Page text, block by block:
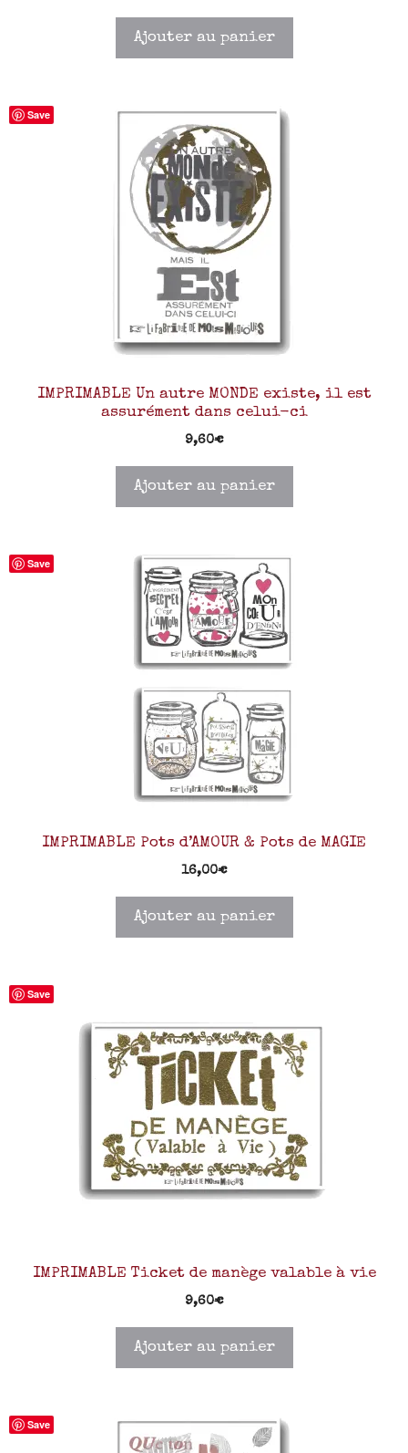
Ajouter au panier
Save
IMPRIMABLE Un autre MONDE existe, il est
assurément dans celui-ci
9,60€
Ajouter au panier
Save
IMPRIMABLE Pots d’AMOUR & Pots de MAGIE
16,00€
Ajouter au panier
Save
IMPRIMABLE Ticket de manège valable à vie
9,60€
Ajouter au panier
Save